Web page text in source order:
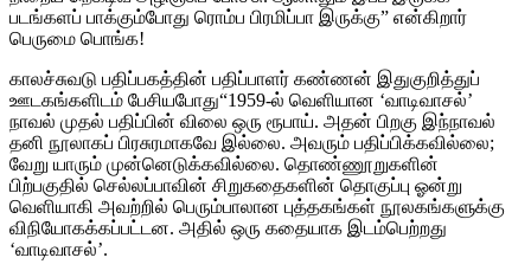
படங்களப் பாக்கும்போது ரொம்ப பிரமிப்பா இருக்கு” என்கிறார்
பெருமை பொங்க!
காலச்சுவடு பதிப்பகத்தின் பதிப்பாளர் கண்ணன் இதுகுறித்துப்
ஊடகங்களிடம் பேசியபோது“1959-ல் வெளியான ‘வாடிவாசல்’
நாவல் முதல் பதிப்பின் விலை ஒரு ரூபாய். அதன் பிறகு இந்நாவல்
தனி நூலாகப் பிரசுரமாகவே இல்லை. அவரும் பதிப்பிக்கவில்லை;
வேறு யாரும் முன்னெடுக்கவில்லை. தொண்ணூறுகளின்
பிற்பகுதில் செல்லப்பாவின் சிறுகதைகளின் தொகுப்பு ஓன்று
வெளியாகி அவற்றில் பெரும்பாலான புத்தகங்கள் நூலகங்களுக்கு
விநியோகக்கப்பட்டன. அதில் ஒரு கதையாக இடம்பெற்றது
‘வாடிவாசல்’.